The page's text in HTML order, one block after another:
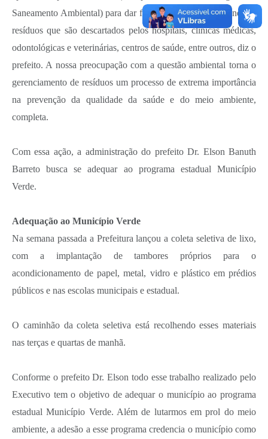
Saneamento Ambiental) para dar fim, de maneira correta, nesses
resíduos que são descartados pelos hospitais, clínicas médicas,
odontológicas e veterinárias, centros de saúde, entre outros, diz o
prefeito. A nossa preocupação com a questão ambiental torna o
gerenciamento de resíduos um processo de extrema importância
na prevenção da qualidade da saúde e do meio ambiente,
completa.
Com essa ação, a administração do prefeito Dr. Elson Banuth
Barreto busca se adequar ao programa estadual Município
Verde.
Adequação ao Município Verde
Na semana passada a Prefeitura lançou a coleta seletiva de lixo,
com a implantação de tambores próprios para o
acondicionamento de papel, metal, vidro e plástico em prédios
públicos e nas escolas municipais e estadual.
O caminhão da coleta seletiva está recolhendo esses materiais
nas terças e quartas de manhã.
Conforme o prefeito Dr. Elson todo esse trabalho realizado pelo
Executivo tem o objetivo de adequar o município ao programa
estadual Município Verde. Além de lutarmos em prol do meio
ambiente, a adesão a esse programa credencia o município como